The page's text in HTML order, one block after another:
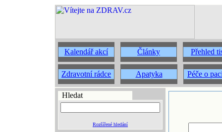
Kalendář akcí Články Přehled
Zdravotní rádce Apatyka Péče o
Hledat
Rozšířené hledání